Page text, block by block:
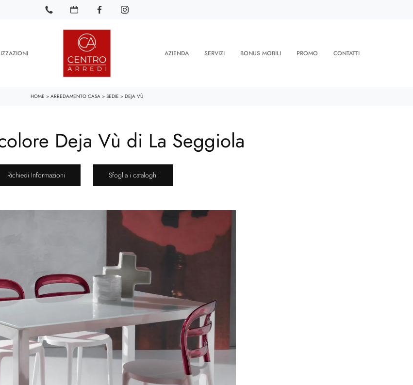
AZIENDA SERVIZI BONUS MOBILI PROMO CONTATTI
HOME > ARREDAMENTO CASA > SEDIE > DEJA VÙ
Deja Vù di La Seggiola
Richiedi Informazioni Sfoglia i cataloghi